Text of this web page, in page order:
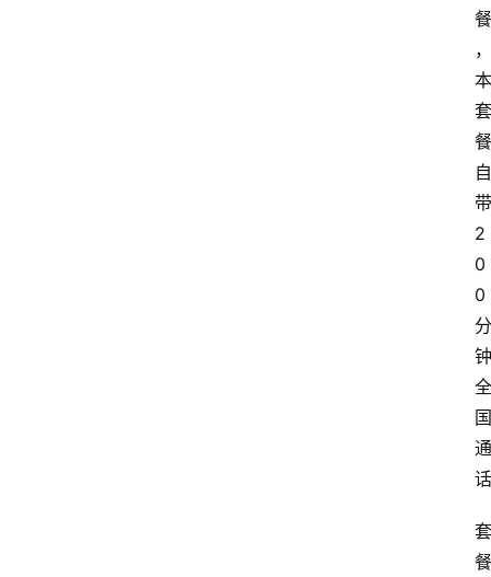
餐
，
本
套
餐
自
带
2
0
0
分
钟
全
国
通
话
套
餐